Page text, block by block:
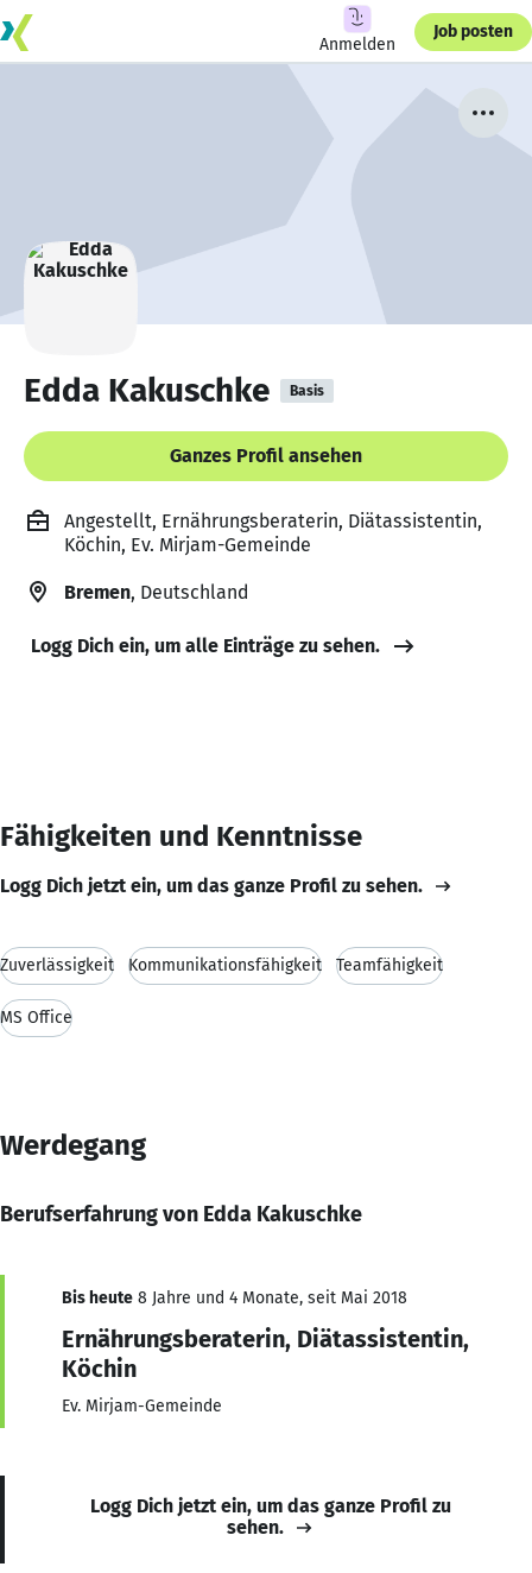
Anmelden
Job posten
Edda Kakuschke Basis
Ganzes Profil ansehen
Angestellt, Ernährungsberaterin, Diätassistentin,
Köchin, Ev. Mirjam-Gemeinde
Bremen, Deutschland
Logg Dich ein, um alle Einträge zu sehen.
Fähigkeiten und Kenntnisse
Logg Dich jetzt ein, um das ganze Profil zu sehen.
Zuverlässigkeit Kommunikationsfähigkeit Teamfähigkeit
MS Office
Werdegang
Berufserfahrung von Edda Kakuschke
Bis heute 8 Jahre und 4 Monate, seit Mai 2018
Ernährungsberaterin, Diätassistentin,
Köchin
Ev. Mirjam-Gemeinde
Logg Dich jetzt ein, um das ganze Profil zu
sehen.